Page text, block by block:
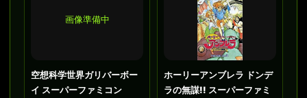
画像準備中
空想科学世界ガリバーボー
イ スーパーファミコン
ホーリーアンブレラ ドンデ
ラの無謀!! スーパーファミ